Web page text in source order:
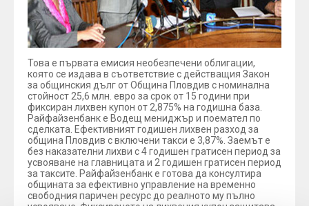
Това е първата емисия необезпечени облигации,
която се издава в съответствие с действащия Закон
за общинския дълг от Община Пловдив с номинална
стойност 25,6 млн. евро за срок от 15 години при
фиксиран лихвен купон от 2,875% на годишна база.
Райфайзенбанк е Водещ мениджър и поемател по
сделката. Ефективният годишен лихвен разход за
община Пловдив с включени такси е 3,87%. Заемът е
без наказателни лихви с 4 годишен гратисен период за
усвояване на главницата и 2 годишен гратисен период
за таксите. Райфайзенбанк е готова да консултира
общината за ефективно управление на временно
свободния паричен ресурс до реалното му пълно